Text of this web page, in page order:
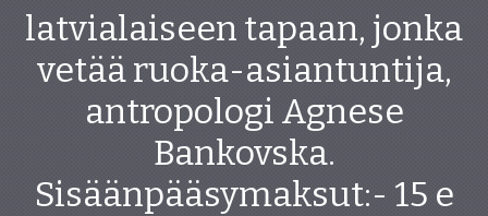
latvialaiseen tapaan, jonka
vetää ruoka-asiantuntija,
antropologi Agnese
Bankovska.
Sisäänpääsymaksut:- 15 e